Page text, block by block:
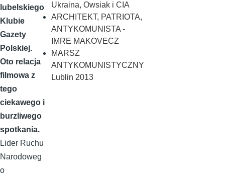
lubelskiego
Klubie
Gazety
Polskiej.
Oto relacja
filmowa z
tego
ciekawego i
burzliwego
spotkania.
Lider Ruchu
Narodoweg
o
Ukraina, Owsiak i CIA
ARCHITEKT, PATRIOTA,
ANTYKOMUNISTA -
IMRE MAKOVECZ
MARSZ
ANTYKOMUNISTYCZNY
Lublin 2013